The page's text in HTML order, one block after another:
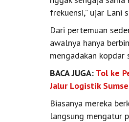
frekuensi,” ujar Lani
Dari pertemuan
awalnya hanya
mengadakan kopdar
BACA JUGA: Tol ke
Jalur Logistik
Biasanya mereka
langsung mengatur